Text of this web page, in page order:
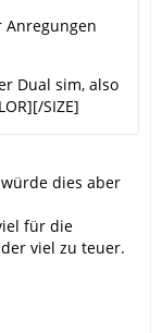
Anregungen
Dual sim, also
SIZE]
dies aber
für die
viel zu teuer.